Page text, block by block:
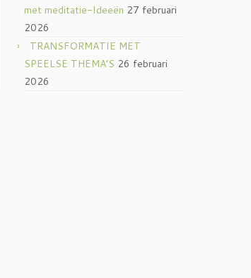
met meditatie-Ideeën 27 februari
2026
TRANSFORMATIE MET
SPEELSE THEMA’S 26 februari
2026